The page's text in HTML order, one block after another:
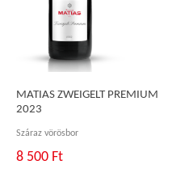
MATIAS ZWEIGELT PREMIUM
2023
Száraz vörösbor
8 500 Ft